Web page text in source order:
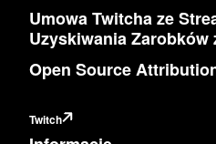
Umowa Twitcha ze
Uzyskiwania Zarobków
Open Source
Twitch